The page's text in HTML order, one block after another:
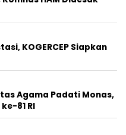
KOGERCEP Siapkan
Agama Padati Monas,
81 RI